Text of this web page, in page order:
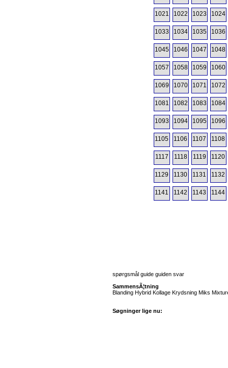
1021 1022 1023 1024
1033 1034 1035 1036
1045 1046 1047 1048
1057 1058 1059 1060
1069 1070 1071 1072
1081 1082 1083 1084
1093 1094 1095 1096
1105 1106 1107 1108
1117 1118 1119 1120
1129 1130 1131 1132
1141 1142 1143 1144
spørgsmål guide guiden svar
SammensÃ¦tning
Blanding Hybrid Kollage Krydsning Miks
Søgninger lige nu: